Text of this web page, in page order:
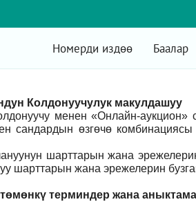
Номерди издөө Баалар
Колдонуучулук макулдашуу
менен «Онлайн-
өзгөчө
шарттарын жана
жана эрежелерин
терминдер жана